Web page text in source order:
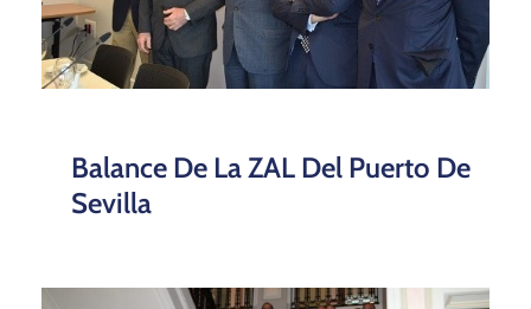
Balance De La ZAL Del Puerto De
Sevilla